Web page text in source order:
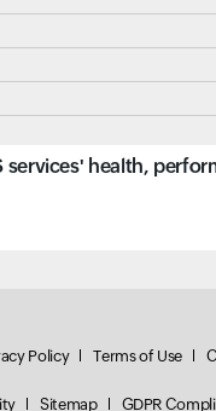
services' health,
Policy Terms of Use
Sitemap GDPR